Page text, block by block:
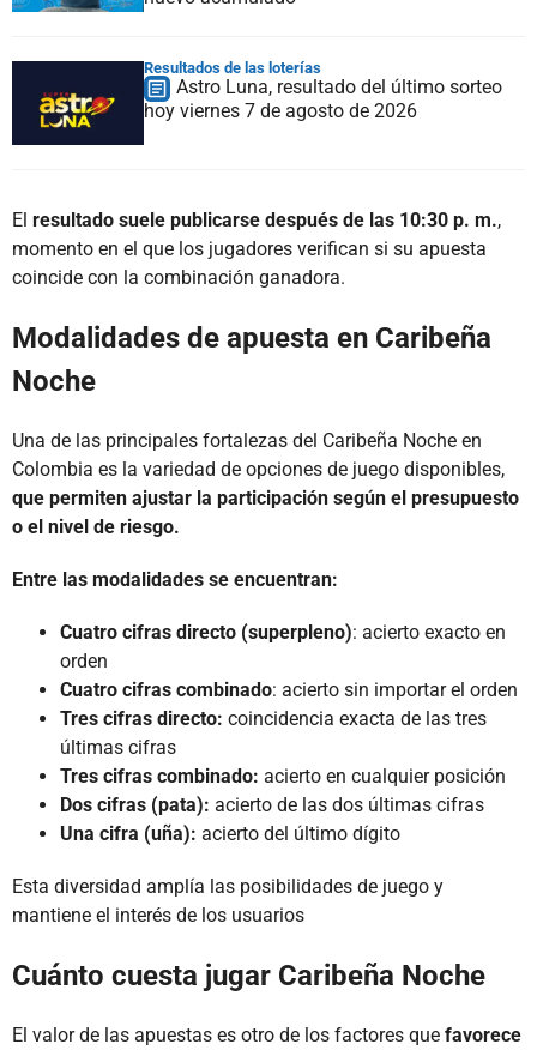
Resultados de las loterías
Astro Luna, resultado del último sorteo
hoy viernes 7 de agosto de 2026
El resultado suele publicarse después de las 10:30 p. m.,
momento en el que los jugadores verifican si su apuesta
coincide con la combinación ganadora.
Modalidades de apuesta en Caribeña
Noche
Una de las principales fortalezas del Caribeña Noche en
Colombia es la variedad de opciones de juego disponibles,
que permiten ajustar la participación según el presupuesto
o el nivel de riesgo.
Entre las modalidades se encuentran:
Cuatro cifras directo (superpleno): acierto exacto en
orden
Cuatro cifras combinado: acierto sin importar el orden
Tres cifras directo: coincidencia exacta de las tres
últimas cifras
Tres cifras combinado: acierto en cualquier posición
Dos cifras (pata): acierto de las dos últimas cifras
Una cifra (uña): acierto del último dígito
Esta diversidad amplía las posibilidades de juego y
mantiene el interés de los usuarios
Cuánto cuesta jugar Caribeña Noche
El valor de las apuestas es otro de los factores que favorece